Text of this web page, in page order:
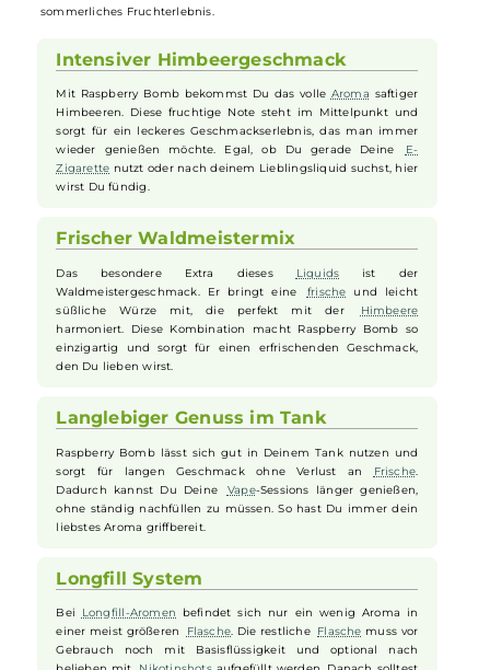
DasAroma Raspberry Bomb von K-Boombringt eine
außergewöhnliche Kombination aus verführerisch süßen Himbeeren
und frischem Waldmeister in deine E-Zigarette. Der
charakteristische Geschmack des Waldmeisters hebt die fruchtige
Himbeer -Note auf ein ganz neues Level und sorgt für ein intensives,
sommerliches Fruchterlebnis.
Himbeeren. Diese fruchtige Note steht im Mittelpunkt und
sorgt für ein leckeres Geschmackserlebnis, das man immer
wieder genießen möchte. Egal, ob Du gerade Deine
Zigarette
nutzt oder nach deinem Lieblingsliquid suchst, hier
wirst Du fündig.
Frischer Waldmeistermix
Das besondere Extra diesesLiquidsist der
Waldmeistergeschmack. Er bringt eine frischeund leicht
süßliche Würze mit, die perfekt mit der
Himbeere
harmoniert. Diese Kombination macht Raspberry Bomb so
Langlebiger Genuss im Tank
Raspberry Bomb lässt sich gut in Deinem Tank nutzen und